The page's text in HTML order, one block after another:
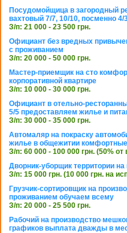
Посудомойщица в загородный
вахтовый 7/7, 10/10, посменно 4/
З/п: 21 000 - 23 500 грн.
Официант без вредных
с проживанием
З/п: 20 000 - 50 000 грн.
Мастер-приемщик на сто
корпоративной квартире
З/п: 10 000 - 30 000 грн.
Официант в отельно-
5/5 предоставляем жилье и
З/п: 30 000 - 35 000 грн.
Автомаляр на покраску
жилье в общежитии
З/п: 60 000 - 100 000 грн. (50%
Дворник-уборщик территории
З/п: 15 000 грн. (10 000 грн. на
Грузчик-сортировщик на
проживанием обучаем всему
З/п: 20 000 - 25 500 грн.
Рабочий на производство
графиков выплата дважды в